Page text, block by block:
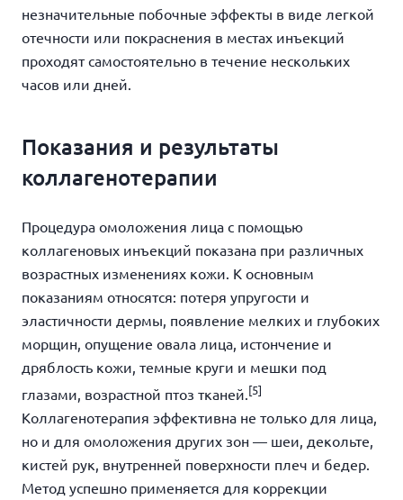
незначительные побочные эффекты в виде легкой
отечности или покраснения в местах инъекций
проходят самостоятельно в течение нескольких
часов или дней.
Показания и результаты
коллагенотерапии
Процедура омоложения лица с помощью
коллагеновых инъекций показана при различных
возрастных изменениях кожи. К основным
показаниям относятся: потеря упругости и
эластичности дермы, появление мелких и глубоких
морщин, опущение овала лица, истончение и
дряблость кожи, темные круги и мешки под
глазами, возрастной птоз тканей. [5]
Коллагенотерапия эффективна не только для лица,
но и для омоложения других зон — шеи, декольте,
кистей рук, внутренней поверхности плеч и бедер.
Метод успешно применяется для коррекции